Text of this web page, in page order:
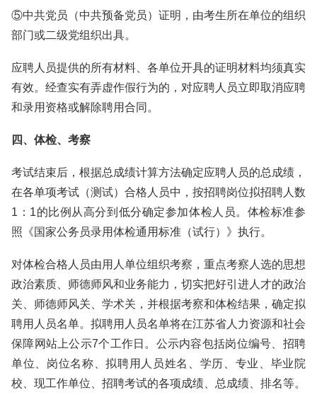
⑤中共党员（中共预备党员）证明，由考生所在单位的组织
部门或二级党组织出具。
应聘人员提供的所有材料、各单位开具的证明材料均须真实
有效。经查实有弄虚作假行为的，对应聘人员立即取消应聘
和录用资格或解除聘用合同。
四、体检、考察
考试结束后，根据总成绩计算方法确定应聘人员的总成绩，
在各单项考试（测试）合格人员中，按招聘岗位拟招聘人数
1：1的比例从高分到低分确定参加体检人员。体检标准参
照《国家公务员录用体检通用标准（试行）》执行。
对体检合格人员由用人单位组织考察，重点考察人选的思想
政治素质、师德师风和业务能力，切实把好引进人才的政治
关、师德师风关、学术关，并根据考察和体检结果，确定拟
聘用人员名单。拟聘用人员名单将在江苏省人力资源和社会
保障网站上公示7个工作日。公示内容包括岗位编号、招聘
单位、岗位名称、拟聘用人员姓名、学历、专业、毕业院
校、现工作单位、招聘考试的各项成绩、总成绩、排名等。